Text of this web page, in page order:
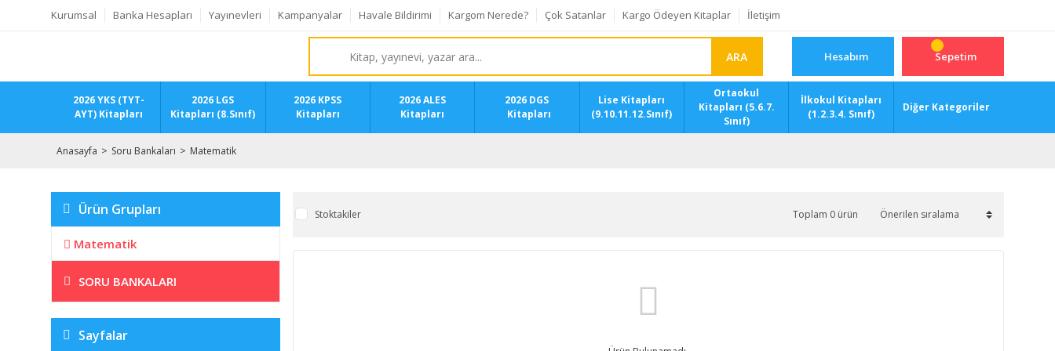
Kurumsal Banka Hesapları Yayınevleri Kampanyalar Havale Bildirimi Kargom Nerede? Çok Satanlar Kargo Ödeyen Kitaplar İletişim
ARA Hesabım Sepetim
2026 YKS (TYT-
AYT) Kitapları
2026 LGS
Kitapları (8.Sınıf)
2026 KPSS
Kitapları
2026 ALES
Kitapları
2026 DGS
Kitapları
Lise Kitapları
(9.10.11.12.Sınıf)
Ortaokul
Kitapları (5.6.7.
Sınıf)
İlkokul Kitapları
(1.2.3.4. Sınıf)
Diğer Kategoriler
Anasayfa Soru Bankaları Matematik
Ürün Grupları
Matematik
SORU BANKALARI
Sayfalar
Stoktakiler Toplam 0 ürün